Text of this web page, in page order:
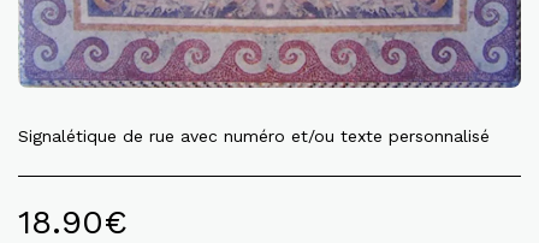
Signalétique de rue avec numéro et/ou texte personnalisé
18.90€